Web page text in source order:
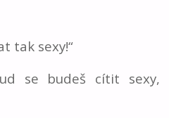
tak sexy!“
se budeš cítit sexy,